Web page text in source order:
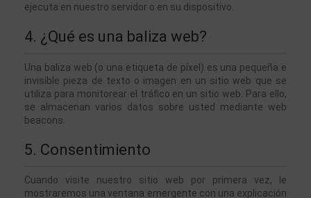
ejecuta en nuestro servidor o en su dispositivo.
4. ¿Qué es una baliza web?
Una baliza web (o una etiqueta de píxel) es una pequeña e
invisible pieza de texto o imagen en un sitio web que se
utiliza para monitorear el tráfico en un sitio web. Para ello,
se almacenan varios datos sobre usted mediante web
beacons.
5. Consentimiento
Cuando visite nuestro sitio web por primera vez, le
mostraremos una ventana emergente con una explicación